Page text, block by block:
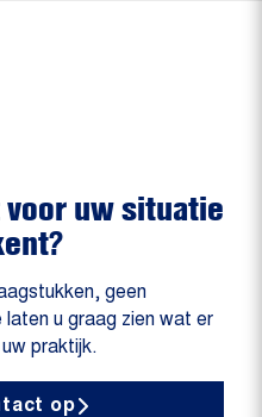
uw situatie
geen
u graag zien wat er
praktijk.
op